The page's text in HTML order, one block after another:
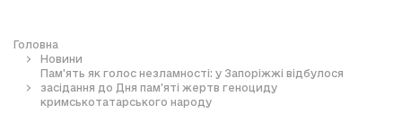
Головна
Новини
Пам’ять як голос незламності: у Запоріжжі відбулося
засідання до Дня пам’яті жертв геноциду
кримськотатарського народу